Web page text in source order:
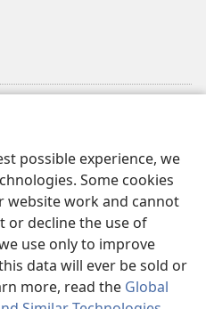
possible experience, we
Some cookies
website work and cannot
or decline the use of
use only to improve
data will ever be sold or
more, read the Global